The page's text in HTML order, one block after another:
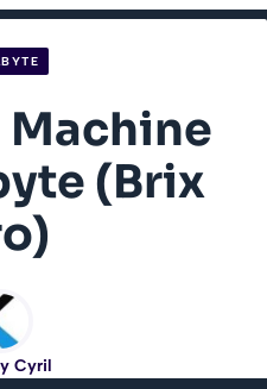
Machine
(Brix
Cyril